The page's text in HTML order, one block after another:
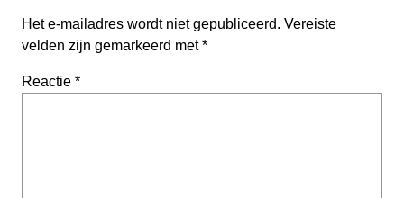
Het e-mailadres wordt niet gepubliceerd. Vereiste
velden zijn gemarkeerd met*
Reactie *